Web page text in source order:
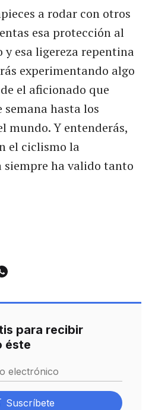
a rodar con otros
esa protección al
esa ligereza repentina
experimentando algo
el aficionado que
semana hasta los
mundo. Y entenderás,
el ciclismo la
ha valido tanto
para recibir
éste
electrónico
Suscríbete